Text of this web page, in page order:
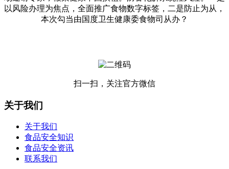
以风险办理为焦点，全面推广食物数字标签，二是防止为从，
本次勾当由国度卫生健康委食物司从办？
扫一扫，关注官方微信
关于我们
关于我们
食品安全知识
食品安全资讯
联系我们